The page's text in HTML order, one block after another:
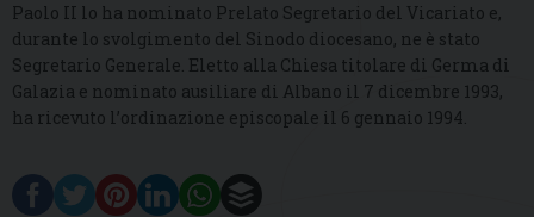
Paolo II lo ha nominato Prelato Segretario del Vicariato e,
durante lo svolgimento del Sinodo diocesano, ne è stato
Segretario Generale. Eletto alla Chiesa titolare di Germa di
Galazia e nominato ausiliare di Albano il 7 dicembre 1993,
ha ricevuto l’ordinazione episcopale il 6 gennaio 1994.